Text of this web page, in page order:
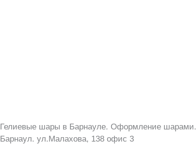
Гелиевые шары в Барнауле. Оформление шарами.
Барнаул. ул.Малахова, 138 офис 3